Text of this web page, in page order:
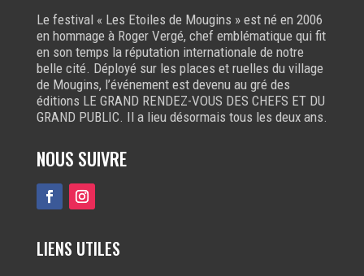
Le festival « Les Etoiles de Mougins » est né en 2006
en hommage à Roger Vergé, chef emblématique qui fit
en son temps la réputation internationale de notre
belle cité. Déployé sur les places et ruelles du village
de Mougins, l’événement est devenu au gré des
éditions LE GRAND RENDEZ-VOUS DES CHEFS ET DU
GRAND PUBLIC. Il a lieu désormais tous les deux ans.
NOUS SUIVRE
LIENS UTILES